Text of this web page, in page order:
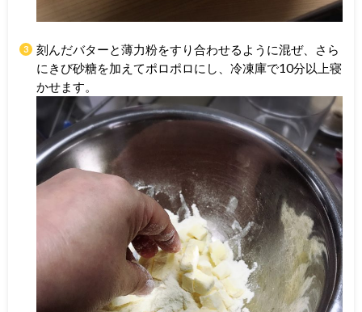
刻んだバターと薄力粉をすり合わせるように混ぜ、さら
にきび砂糖を加えてポロポロにし、冷凍庫で10分以上寝
かせます。